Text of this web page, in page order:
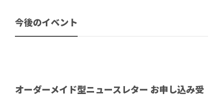
今後のイベント
オーダーメイド型ニュースレター お申し込み受